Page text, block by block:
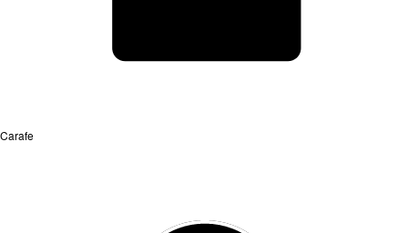
Carafe